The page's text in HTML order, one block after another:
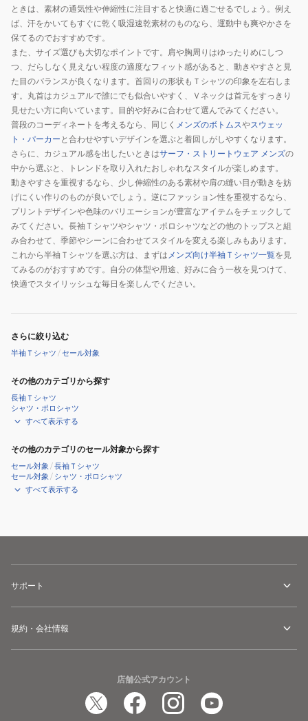
ときは、素材の通気性や伸縮性に注目すると快適に過ごせるでしょう。例え
ば、汗をかいてもすぐに乾く吸湿速乾素材のものなら、運動中も爽やかさを
保てるのでおすすめです。
また、サイズ選びも大切なポイントです。肩や胸周りはゆったりめにしつ
つ、だらしなく見えない程度の適度なフィット感があると、動きやすさと見
た目のバランスが良くなります。首回りの形状もＴシャツの印象を左右しま
す。丸首はカジュアルで誰にでも似合いやすく、Ｖネックは首元をすっきり
見せたい方に向いています。目的や好みに合わせて選んでみてください。
普段のコーディネートを考えるなら、同じく メンズのボトムスやスウェッ
ト・パーカー と合わせやすいデザインを選ぶと着回しがしやすくなります。
さらに、カジュアル感を出したいときはサーフ・ストリートウェア メンズの
中から選ぶと、トレンドを取り入れたおしゃれなスタイルが楽しめます。
動きやすさを重視するなら、少し伸縮性のある素材や肩の縫い目が動きを妨
げにくい作りのものが良いでしょう。逆にファッション性を重視するなら、
プリントデザインや色味のバリエーションが豊富なアイテムをチェックして
みてください。長袖Ｔシャツやシャツ・ポロシャツなどの他のトップスと組
み合わせて、季節やシーンに合わせてスタイルを変える楽しみもあります。
これから半袖Ｔシャツを選ぶ方は、まずは メンズ向け半袖Ｔシャツ一覧を見
てみるのがおすすめです。自分の体型や用途、好みに合う一枚を見つけて、
快適でスタイリッシュな毎日を楽しんでください。
さらに絞り込む
半袖Ｔシャツ /セール対象
その他のカテゴリから探す
長袖Ｔシャツ
シャツ・ポロシャツ
すべて表示する
その他のカテゴリのセール対象から探す
セール対象 /長袖Ｔシャツ
セール対象 / シャツ・ポロシャツ
すべて表示する
サポート
規約・会社情報
店舗公式アカウント